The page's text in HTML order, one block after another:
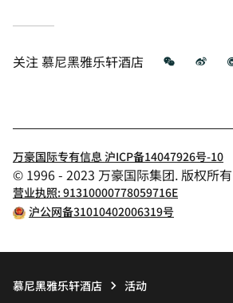
关注慕尼黑雅乐轩酒店 微信 微博
万豪国际专有信息 沪ICP备14047926号-10
© 1996 - 2023 万豪国际集团. 版权所有
营业执照: 91310000778059716E
沪公网备31010402006319号
慕尼黑雅乐轩酒店 活动